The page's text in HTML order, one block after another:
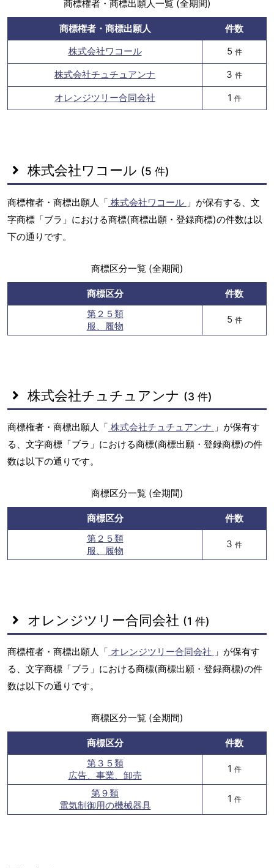
商標権者・商標出願人一覧 (全期間)
商標権者・商標出願人
件数
株式会社ワコール
5 件
株式会社チュチュアンナ 3 件
オレンジツリー合同会社 1 件
株式会社ワコール (5 件)
商標権者・商標出願人「 株式会社ワコール 」が保有する、文
字商標「ブラ」における商標(商標出願・登録商標)の件数は以
下の通りです。
商標区分一覧 (全期間)
商標区分
件数
第２５類
服、履物
5 件
株式会社チュチュアンナ (3 件)
商標権者・商標出願人「 株式会社チュチュアンナ 」が保有す
る、文字商標「ブラ」における商標(商標出願・登録商標)の件
数は以下の通りです。
商標区分一覧 (全期間)
商標区分
件数
第２５類
服、履物
3 件
オレンジツリー合同会社 (1 件)
商標権者・商標出願人「 オレンジツリー合同会社 」が保有す
る、文字商標「ブラ」における商標(商標出願・登録商標)の件
数は以下の通りです。
商標区分一覧 (全期間)
商標区分
件数
第３５類
広告、事業、卸売
1 件
第９類
電気制御用の機械器具
1 件